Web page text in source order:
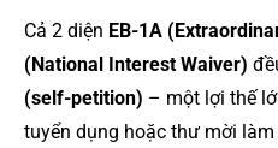
Cả 2 diện EB-1A
(National Interest Waiver)
(self-petition) – một lợi thế
tuyển dụng hoặc thư mời